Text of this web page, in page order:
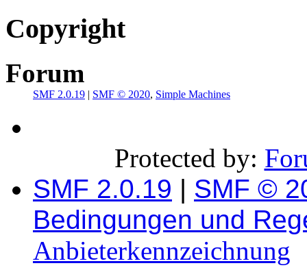
Copyright
Forum
SMF 2.0.19 | SMF © 2020, Simple Machines
Protected by:
SMF 2.0.19 | SMF ©
Bedingungen und
Anbieterkennzeichnung